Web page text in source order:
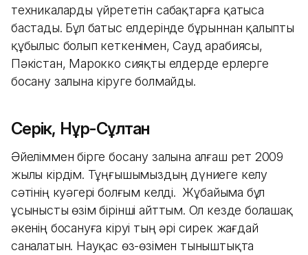
техникаларды үйрететін сабақтарға қатыса
бастады. Бұл батыс елдерінде бұрыннан қалыпты
құбылыс болып кеткенімен, Сауд арабиясы,
Пәкістан, Марокко сияқты елдерде ерлерге
босану залына кіруге болмайды.
Серік, Нұр-Сұлтан
Әйеліммен бірге босану залына алғаш рет 2009
жылы кірдім. Тұңғышымыздың дүниеге келу
сәтінің куәгері болғым келді. Жұбайыма бұл
ұсынысты өзім бірінші айттым. Ол кезде болашақ
әкенің босануға кіруі тың әрі сирек жағдай
саналатын. Науқас өз-өзімен тыныштықта